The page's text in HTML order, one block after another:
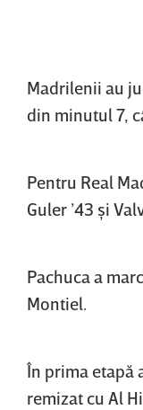
Madrilenii au
din minutul 7,
Pentru Real
Guler ’43 şi
Pachuca a
Montiel.
În prima etapă
remizat cu Al